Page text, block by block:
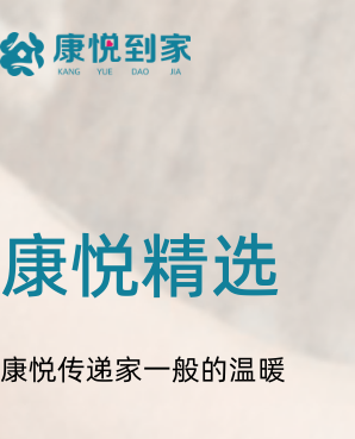
康悦精选
康悦传递家一般的温暖